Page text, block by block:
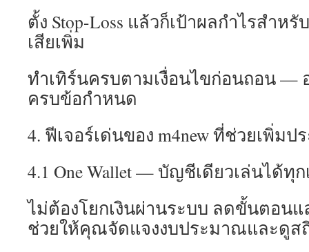
ตั้ง Stop-Loss แล้วก็เป้าผลกำไรสำห
เสียเพิ่ม
ทำเทิร์นครบตามเงื่อนไขก่อนถอน —
ครบข้อกำหนด
4. ฟีเจอร์เด่นของ m4new ที่ช่วยเพิ่ม
4.1 One Wallet — บัญชีเดียวเล่นได้ทุก
ไม่ต้องโยกเงินผ่านระบบ ลดขั้นตอน
ช่วยให้คุณจัดแจงงบประมาณและดูส